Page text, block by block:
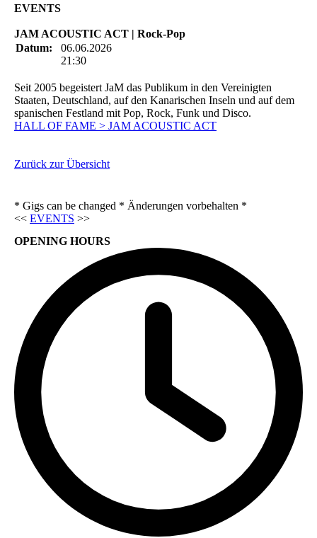
EVENTS
JAM ACOUSTIC ACT | Rock-Pop
Datum:
06.06.2026
21:30
Seit 2005 begeistert JaM das Publikum in den Vereinigten
Staaten, Deutschland, auf den Kanarischen Inseln und auf dem
spanischen Festland mit Pop, Rock, Funk und Disco.
HALL OF FAME > JAM ACOUSTIC ACT
Zurück zur Übersicht
* Gigs can be changed * Änderungen vorbehalten *
<< EVENTS >>
OPENING HOURS